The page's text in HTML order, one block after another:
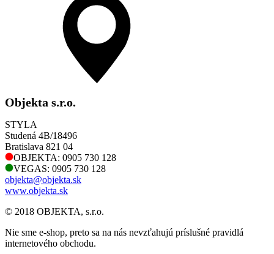
Objekta s.r.o.
STYLA
Studená 4B/18496
Bratislava 821 04
OBJEKTA: 0905 730 128
VEGAS: 0905 730 128
objekta@objekta.sk
www.objekta.sk
© 2018 OBJEKTA, s.r.o.
Nie sme e-shop, preto sa na nás nevzťahujú príslušné pravidlá
internetového obchodu.